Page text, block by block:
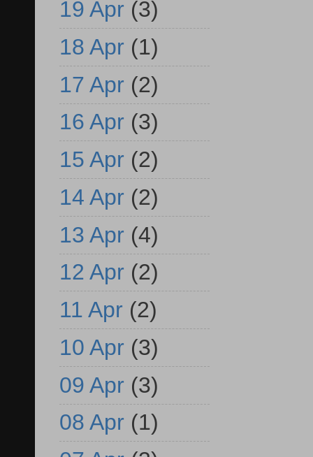
19 Apr (3)
18 Apr (1)
17 Apr (2)
16 Apr (3)
15 Apr (2)
14 Apr (2)
13 Apr (4)
12 Apr (2)
11 Apr (2)
10 Apr (3)
09 Apr (3)
08 Apr (1)